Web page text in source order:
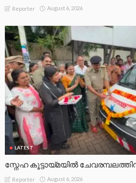
Reporter August 6, 2026
LATEST
സ്നേഹ കൂട്ടായ്മയിൽ
Reporter August 6, 2026